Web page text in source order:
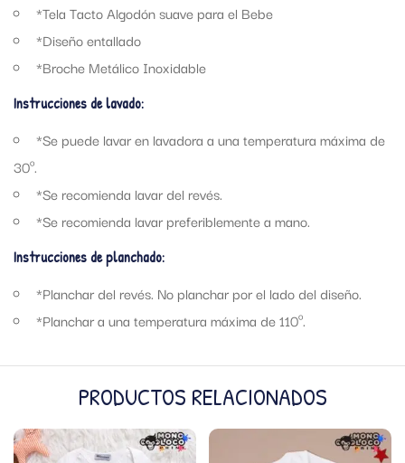
*Tela Tacto Algodón suave para el Bebe
*Diseño entallado
*Broche Metálico Inoxidable
Instrucciones de lavado:
*Se puede lavar en lavadora a una temperatura máxima de
30º.
*Se recomienda lavar del revés.
*Se recomienda lavar preferiblemente a mano.
Instrucciones de planchado:
*Planchar del revés. No planchar por el lado del diseño.
*Planchar a una temperatura máxima de 110º.
PRODUCTOS RELACIONADOS